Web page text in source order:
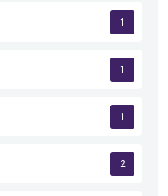
1
1
1
2